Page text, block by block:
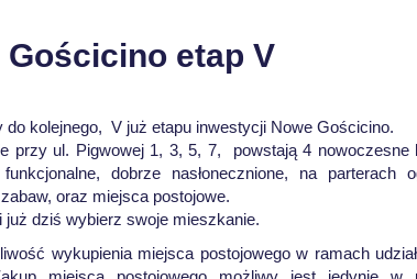
Gościcino etap V
do kolejnego, V już etapu inwestycji Nowe Gościcino.
przy ul. Pigwowej 1, 3, 5, 7, powstają 4 nowoczesne
dobrze nasłonecznione, na parterach
oraz miejsca postojowe.
już dziś wybierz swoje mieszkanie.
wykupienia miejsca postojowego w ramach